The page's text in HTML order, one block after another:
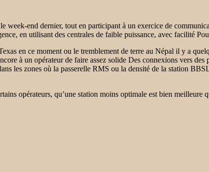
week-end dernier, tout en participant à un exercice de
en utilisant des centrales de faible puissance, avec facilité
en ce moment ou le tremblement de terre au Népal il y a
à un opérateur de faire assez solide Des connexions vers
les zones où la passerelle RMS ou la densité de la station
opérateurs, qu’une station moins optimale est bien meilleure